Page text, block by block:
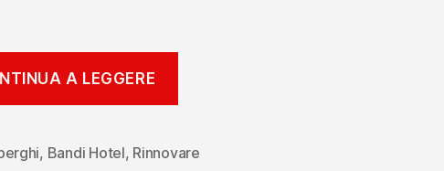
A LEGGERE
2026
, Bandi Hotel, Rinnovare